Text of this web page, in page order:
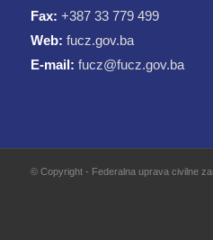
Fax: +387 33 779 499
Web: fucz.gov.ba
E-mail: fucz@fucz.gov.ba
© Copyright - Federalna uprava civilne